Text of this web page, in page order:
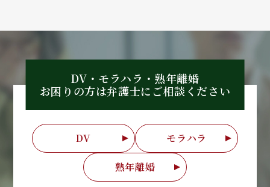
DV・モラハラ・熟年離婚
お困りの方は弁護士に ご相談ください
DV モラハラ
熟年離婚